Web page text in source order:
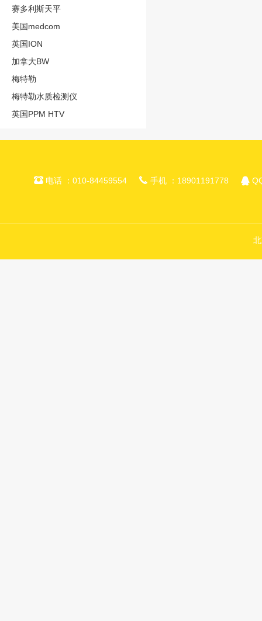
赛多利斯天平
美国medcom
英国ION
加拿大BW
梅特勒
梅特勒水质检测仪
英国PPM HTV
电话 ：010-84459554  手机 ：18901191778 